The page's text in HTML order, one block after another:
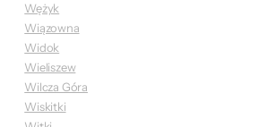
Wężyk
Wiązowna
Widok
Wieliszew
Wilcza Góra
Wiskitki